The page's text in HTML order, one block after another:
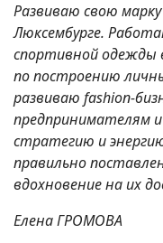
Развиваю свою
Люксембурге.
спортивной одежды
по построению
развиваю fashion-
предпринимателям
стратегию и
правильно
вдохновение на их
Елена ГРОМОВА